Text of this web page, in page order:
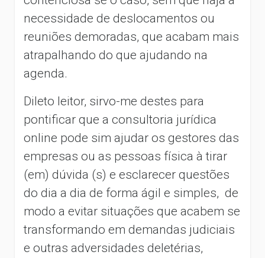
necessidade de deslocamentos ou
reuniões demoradas, que acabam mais
atrapalhando do que ajudando na
agenda.
Dileto leitor, sirvo-me destes para
pontificar que a consultoria jurídica
online pode sim ajudar os gestores das
empresas ou as pessoas física à tirar
(em) dúvida (s) e esclarecer questões
do dia a dia de forma ágil e simples, de
modo a evitar situações que acabem se
transformando em demandas judiciais
e outras adversidades deletérias,